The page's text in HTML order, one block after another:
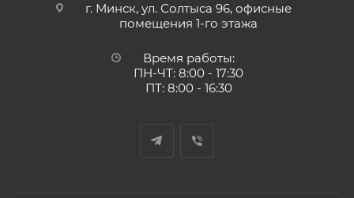
г. Минск, ул. Солтыса 96, офисные
помещения 1-го этажа
Время работы:
ПН-ЧТ: 8:00 - 17:30
ПТ: 8:00 - 16:30